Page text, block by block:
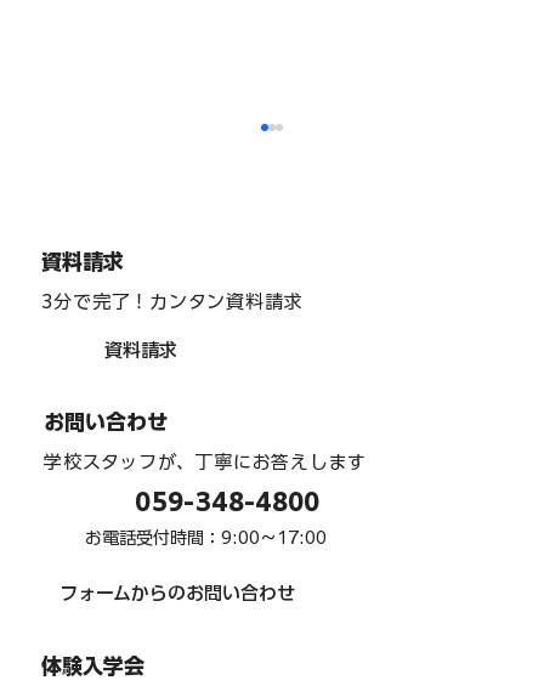
インターアクト部 「team one」 駅周辺
清掃 ６月
資料請求
3分で完了！カンタン資料請求
資料請求
お問い合わせ
学校スタッフが、丁寧にお答えします
フォームからのお問い合わせ
059-348-4800
お電話受付時間：9:00〜17:00
体験入学会